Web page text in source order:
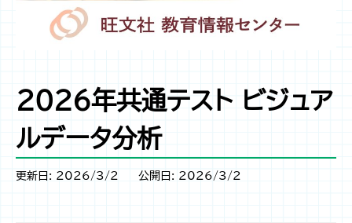
2026年共通テスト ビジュア
ルデータ分析
更新日: 2026/3/2 公開日: 2026/3/2